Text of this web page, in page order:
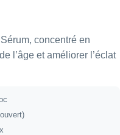
concentré en
l’âge et améliorer l’éclat